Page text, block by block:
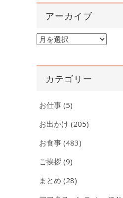
アーカイブ
ア
カ
カテゴリー
お仕事 (5)
お出かけ (205)
お食事 (483)
ご挨拶 (9)
まとめ (28)